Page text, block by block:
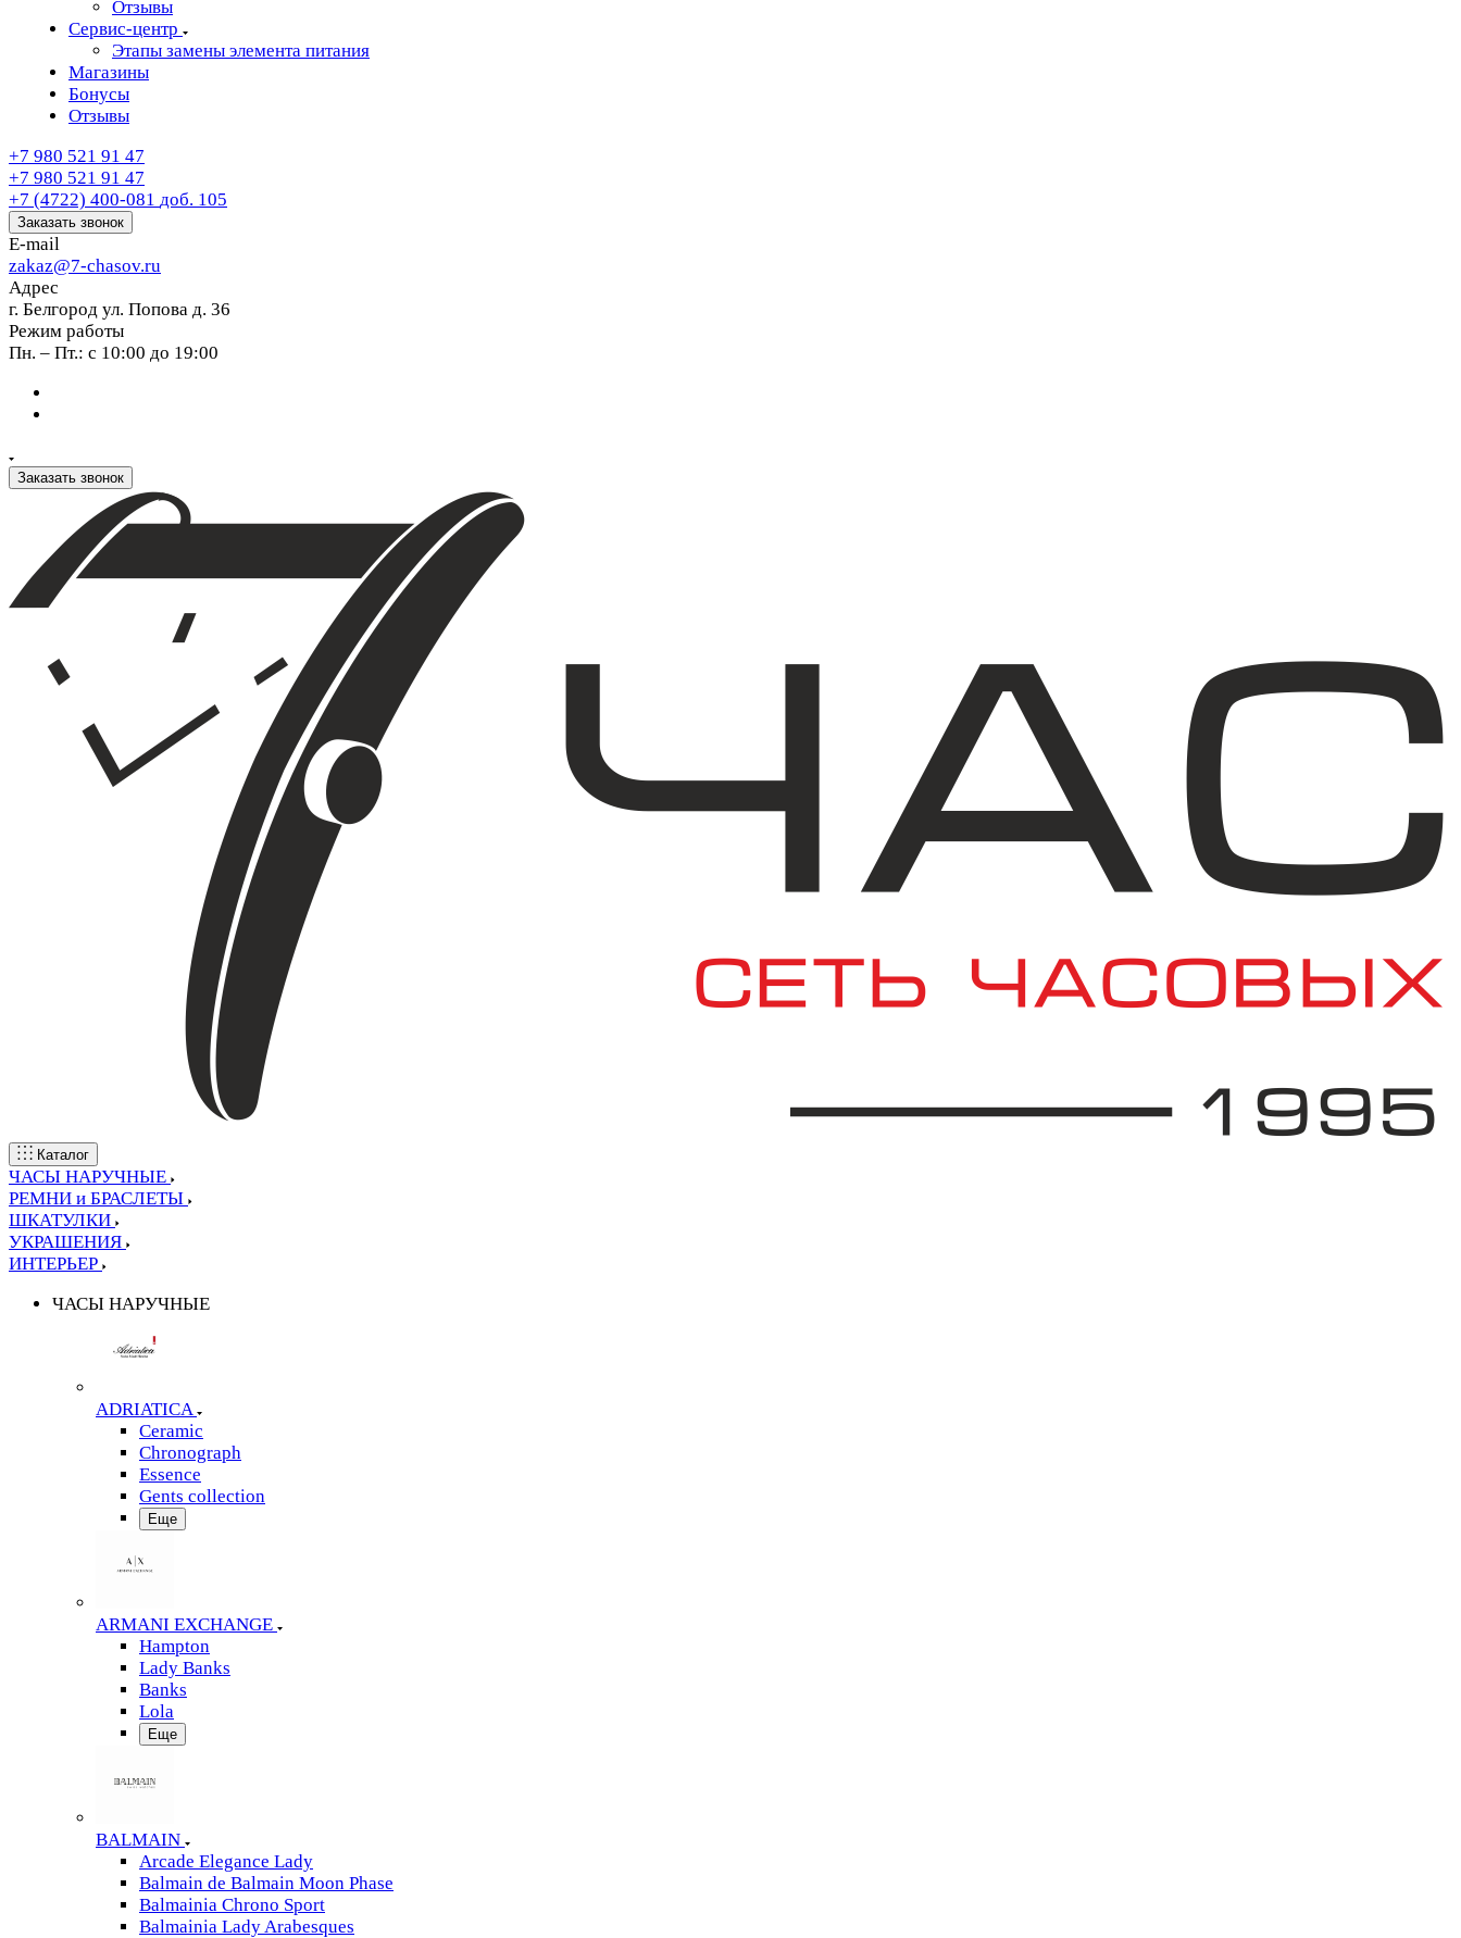
Отзывы
Сервис-центр
Этапы замены элемента питания
Магазины
Бонусы
Отзывы
+7 980 521 91 47
+7 980 521 91 47
+7 (4722) 400-081 доб. 105
Заказать звонок
E-mail
zakaz@7-chasov.ru
Адрес
г. Белгород ул. Попова д. 36
Режим работы
Пн. – Пт.: с 10:00 до 19:00
Заказать звонок
Каталог
ЧАСЫ НАРУЧНЫЕ
РЕМНИ и БРАСЛЕТЫ
ШКАТУЛКИ
УКРАШЕНИЯ
ИНТЕРЬЕР
ЧАСЫ НАРУЧНЫЕ
ADRIATICA
Ceramic
Chronograph
Essence
Gents collection
Еще
ARMANI EXCHANGE
Hampton
Lady Banks
Banks
Lola
Еще
BALMAIN
Arcade Elegance Lady
Balmain de Balmain Moon Phase
Balmainia Chrono Sport
Balmainia Lady Arabesques